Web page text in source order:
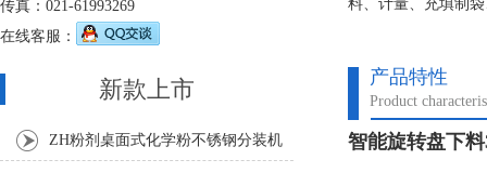
料、计量、充填制
产品特性
Product
智能旋转盘下
传真：021-61993269
在线客服：
新款上市
ZH粉剂桌面式化学粉不锈钢分装机